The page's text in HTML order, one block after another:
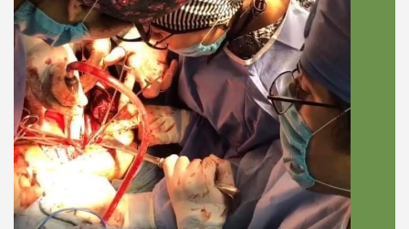
Paciente
Muy amable ella y su equipo explican bien, te
hacen sentir seguro y tranquilo, yo me huce
una endoscopia y la atención fue buena